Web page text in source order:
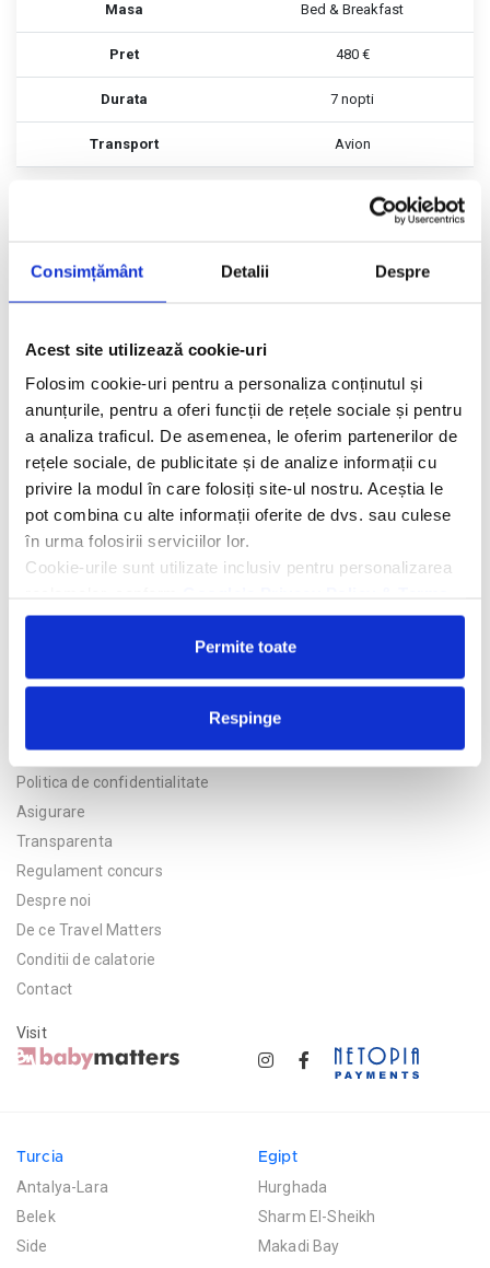
Consimțământ Detalii Despre
Acest site utilizează cookie-uri
Folosim cookie-uri pentru a personaliza conținutul și
anunțurile, pentru a oferi funcții de rețele sociale și pentru
a analiza traficul. De asemenea, le oferim partenerilor de
rețele sociale, de publicitate și de analize informații cu
privire la modul în care folosiți site-ul nostru. Aceștia le
pot combina cu alte informații oferite de dvs. sau culese
în urma folosirii serviciilor lor.
Cookie-urile sunt utilizate inclusiv pentru personalizarea
Permite toate
Respinge
Masa Bed & Breakfast
Pret 480 €
Durata 7 nopti
Transport Avion
Descriere hotel
Hotelul Best Semiramis 5*
este amplasat pe o stanca, la 10
Lago Martianez si la 1 ora de mers cu masina de Parcul National
Teide si Aeroportul Tenerife Norte.
Facilitati hotel
Camere hotel
Masa: Mic dejun.
Politica de confidentialitate
Asigurare
Transparenta
Regulament concurs
Despre noi
De ce Travel Matters
Conditii de calatorie
Contact
Visit
Turcia
Antalya-Lara
Belek
Side
Egipt
Hurghada
Sharm El-Sheikh
Makadi Bay